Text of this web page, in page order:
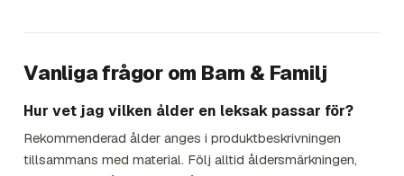
Vanliga frågor om Barn & Familj
Hur vet jag vilken ålder en leksak passar för?
Rekommenderad ålder anges i produktbeskrivningen
tillsammans med material. Följ alltid åldersmärkningen,